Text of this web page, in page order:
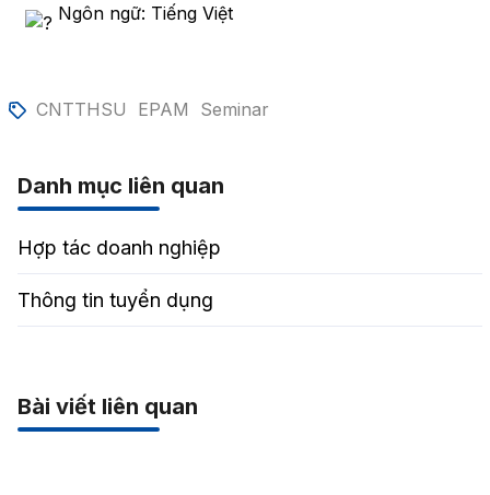
Ngôn ngữ: Tiếng Việt
CNTTHSU EPAM Seminar
Danh mục liên quan
Hợp tác doanh nghiệp
Thông tin tuyển dụng
Bài viết liên quan